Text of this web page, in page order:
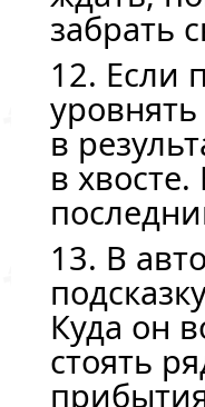
забрать
12. Если
в
в
13. В
Куда он
стоять